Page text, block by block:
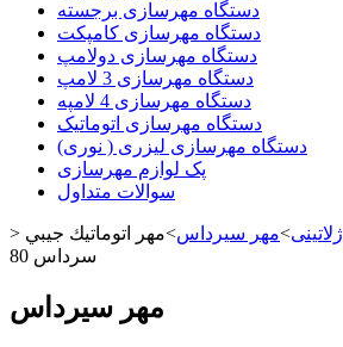
دستگاه مهرسازی برجسته
دستگاه مهرسازی کامپکت
دستگاه مهرسازی دولامپ
دستگاه مهرسازی 3 لامپ
دستگاه مهرسازی 4 لامپه
دستگاه مهرسازی اتوماتیک
دستگاه مهرسازی لیزری ( نوری)
پک لوازم مهرسازی
سوالات متداول
> >مهر سيرداس>مهر اتوماتيك جيبي
سرداس 80
مهر سيرداس